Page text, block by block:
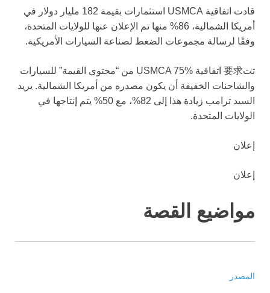
قادت اتفاقية USMCA استثمارات بقيمة 182 مليار دولار في
أمريكا الشمالية، 86% منها تم الإعلان عنها للولايات المتحدة،
وفقًا لرسالة مجموعات الضغط لصناعة السيارات الأمريكية.
تت要求 اتفاقية USMCA 75% من “محتوى القيمة” للسيارات
والشاحنات الخفيفة أن يكون مصدره من أمريكا الشمالية. يريد
السيد ترامب زيادة هذا إلى 82%، مع 50% يتم إنتاجها في
الولايات المتحدة.
إعلان
إعلان
مواضيع القصة
المصدر